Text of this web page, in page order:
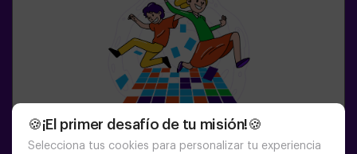
🍪¡El primer desafío de tu misión!🍪
Selecciona tus cookies para personalizar tu experiencia